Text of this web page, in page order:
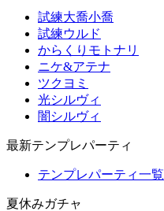
試練大喬小喬
試練ウルド
からくりモトナリ
ニケ&アテナ
ツクヨミ
光シルヴィ
闇シルヴィ
最新テンプレパーティ
テンプレパーティ一覧
夏休みガチャ